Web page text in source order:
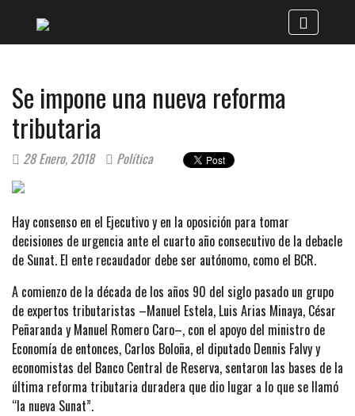
Se impone una nueva reforma
tributaria
28 Enero, 2018 Política
Hay consenso en el Ejecutivo y en la oposición para tomar
decisiones de urgencia ante el cuarto año consecutivo de la debacle
de Sunat. El ente recaudador debe ser autónomo, como el BCR.
A comienzo de la década de los años 90 del siglo pasado un grupo
de expertos tributaristas –Manuel Estela, Luis Arias Minaya, César
Peñaranda y Manuel Romero Caro–, con el apoyo del ministro de
Economía de entonces, Carlos Boloña, el diputado Dennis Falvy y
economistas del Banco Central de Reserva, sentaron las bases de la
última reforma tributaria duradera que dio lugar a lo que se llamó
“la nueva Sunat”.